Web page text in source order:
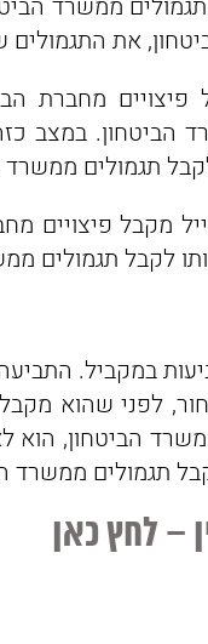
את התגמולים
מחברת
הביטחון. במצב
תגמולים ממשרד
מקבל פיצויים
לקבל תגמולים
במקביל.
לפני שהוא
הביטחון, הוא
תגמולים ממשרד
– לחץ כאן